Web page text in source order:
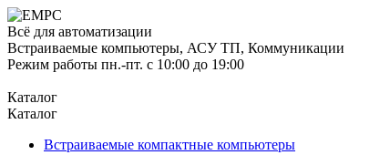
Всё для автоматизации
Встраиваемые компьютеры, АСУ ТП, Коммуникации
Режим работы пн.-пт. с 10:00 до 19:00
Каталог
Каталог
Встраиваемые компактные компьютеры